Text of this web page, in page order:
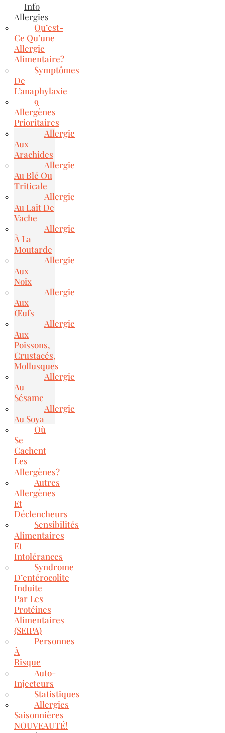
Info
Allergies
Qu’est-
Ce Qu’une
Allergie
Alimentaire?
Symptômes
De
L’anaphylaxie
9
Allergènes
Prioritaires
Allergie
Aux
Arachides
Allergie
Au Blé Ou
Triticale
Allergie
Au Lait De
Vache
Allergie
À La
Moutarde
Allergie
Aux
Noix
Allergie
Aux
Œufs
Allergie
Aux
Poissons,
Crustacés,
Mollusques
Allergie
Au
Sésame
Allergie
Au Soya
Où
Se
Cachent
Les
Allergènes?
Autres
Allergènes
Et
Déclencheurs
Sensibilités
Alimentaires
Et
Intolérances
Syndrome
D’entérocolite
Induite
Par Les
Protéines
Alimentaires
(SEIPA)
Personnes
À
Risque
Auto-
Injecteurs
Statistiques
Allergies
Saisonnières
NOUVEAUTÉ!